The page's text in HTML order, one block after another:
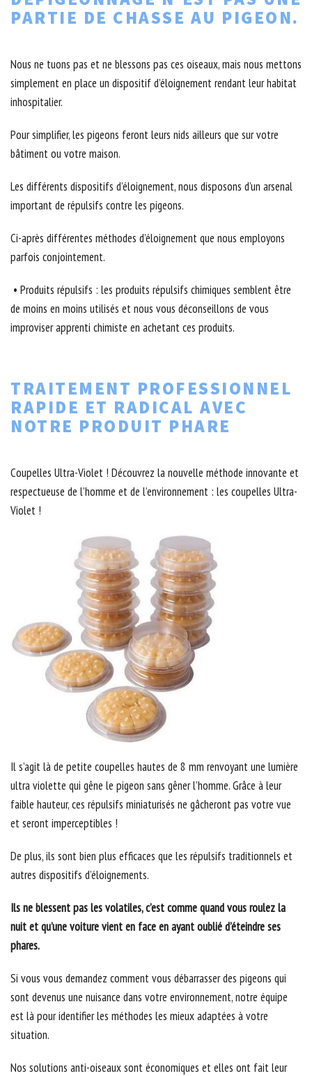
PARTIE DE CHASSE AU PIGEON.
Nous ne tuons pas et ne blessons pas ces oiseaux, mais nous mettons
simplement en place un dispositif d’éloignement rendant leur habitat
inhospitalier.
Pour simplifier, les pigeons feront leurs nids ailleurs que sur votre
bâtiment ou votre maison.
Les différents dispositifs d’éloignement, nous disposons d’un arsenal
important de répulsifs contre les pigeons.
Ci-après différentes méthodes d’éloignement que nous employons
parfois conjointement.
• Produits répulsifs : les produits répulsifs chimiques semblent être
de moins en moins utilisés et nous vous déconseillons de vous
improviser apprenti chimiste en achetant ces produits.
TRAITEMENT PROFESSIONNEL
RAPIDE ET RADICAL AVEC
NOTRE PRODUIT PHARE
Coupelles Ultra-Violet ! Découvrez la nouvelle méthode innovante et
respectueuse de l’homme et de l’environnement : les coupelles Ultra-
Violet !
Il s’agit là de petite coupelles hautes de 8 mm renvoyant une lumière
ultra violette qui gêne le pigeon sans gêner l’homme. Grâce à leur
faible hauteur, ces répulsifs miniaturisés ne gâcheront pas votre vue
et seront imperceptibles !
De plus, ils sont bien plus efficaces que les répulsifs traditionnels et
autres dispositifs d’éloignements.
Ils ne blessent pas les volatiles, c’est comme quand vous roulez la
nuit et qu’une voiture vient en face en ayant oublié d’éteindre ses
phares.
Si vous vous demandez comment vous débarrasser des pigeons qui
sont devenus une nuisance dans votre environnement, notre équipe
est là pour identifier les méthodes les mieux adaptées à votre
situation.
Nos solutions anti-oiseaux sont économiques et elles ont fait leur